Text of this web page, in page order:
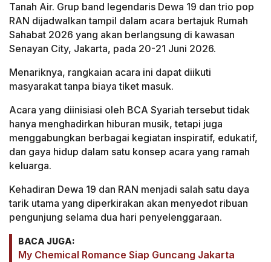
Tanah Air. Grup band legendaris Dewa 19 dan trio pop
RAN dijadwalkan tampil dalam acara bertajuk Rumah
Sahabat 2026 yang akan berlangsung di kawasan
Senayan City, Jakarta, pada 20-21 Juni 2026.
Menariknya, rangkaian acara ini dapat diikuti
masyarakat tanpa biaya tiket masuk.
Acara yang diinisiasi oleh BCA Syariah tersebut tidak
hanya menghadirkan hiburan musik, tetapi juga
menggabungkan berbagai kegiatan inspiratif, edukatif,
dan gaya hidup dalam satu konsep acara yang ramah
keluarga.
Kehadiran Dewa 19 dan RAN menjadi salah satu daya
tarik utama yang diperkirakan akan menyedot ribuan
pengunjung selama dua hari penyelenggaraan.
BACA JUGA:
My Chemical Romance Siap Guncang Jakarta